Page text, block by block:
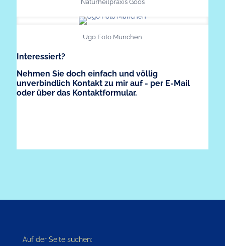
Naturheilpraxis Goos
Ugo Foto München
Interessiert?
Nehmen Sie doch einfach und völlig
unverbindlich Kontakt zu mir auf - per E-Mail
oder über das Kontaktformular.
Auf der Seite suchen: